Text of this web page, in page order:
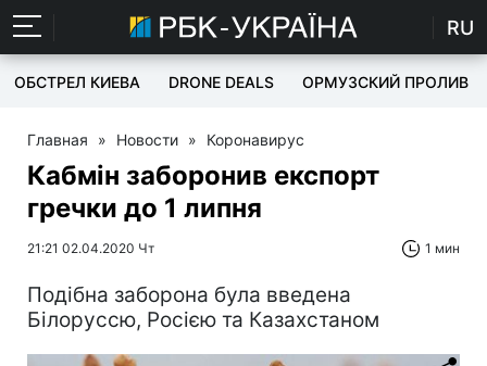
RU
ОБСТРЕЛ КИЕВА DRONE DEALS ОРМУЗСКИЙ ПРОЛИВ
Главная » Новости » Коронавирус
Кабмін заборонив експорт
гречки до 1 липня
21:21 02.04.2020 Чт 1 мин
Подібна заборона була введена
Білоруссю, Росією та Казахстаном